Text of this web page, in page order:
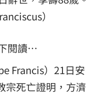
）
閱讀…
Francis）21日安
宗死亡證明，方濟